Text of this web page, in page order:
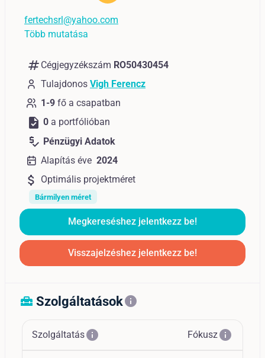
fertechsrl@yahoo.com
Több mutatása
numbers Cégjegyzékszám RO50430454
Tulajdonos Vigh Ferencz
1-9 fő a csapatban
task 0 a portfólióban
price_check Pénzügyi Adatok
Alapítás éve 2024
attach_money Optimális projektméret
Bármilyen méret
Megkereséshez jelentkezz be!
Visszajelzéshez jelentkezz be!
home_repair_service Szolgáltatásokinfo
Szolgáltatásinfo Fókuszinfo